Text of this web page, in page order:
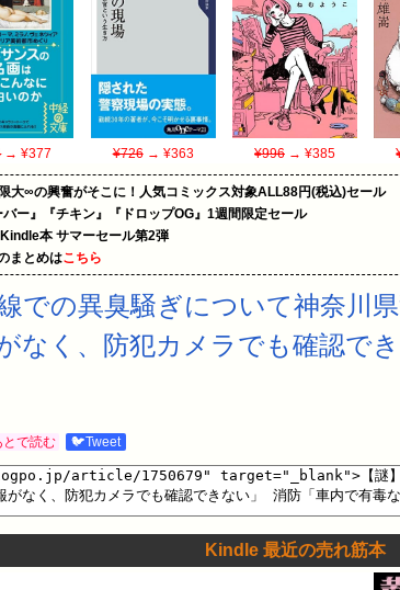
→ ¥377 ¥726→ ¥363 ¥996→ ¥385
大∞の興奮がそこに！人気コミックス対象ALL88円(税込)セール
ー』『チキン』『ドロップOG』1週間限定セール
本 サマーセール第2弾
まとめはこちら
線での異臭騒ぎについて神奈川
なく、防犯カメラでも確認で
とで読む 🐦Tweet
Kindle 最近の売れ筋本